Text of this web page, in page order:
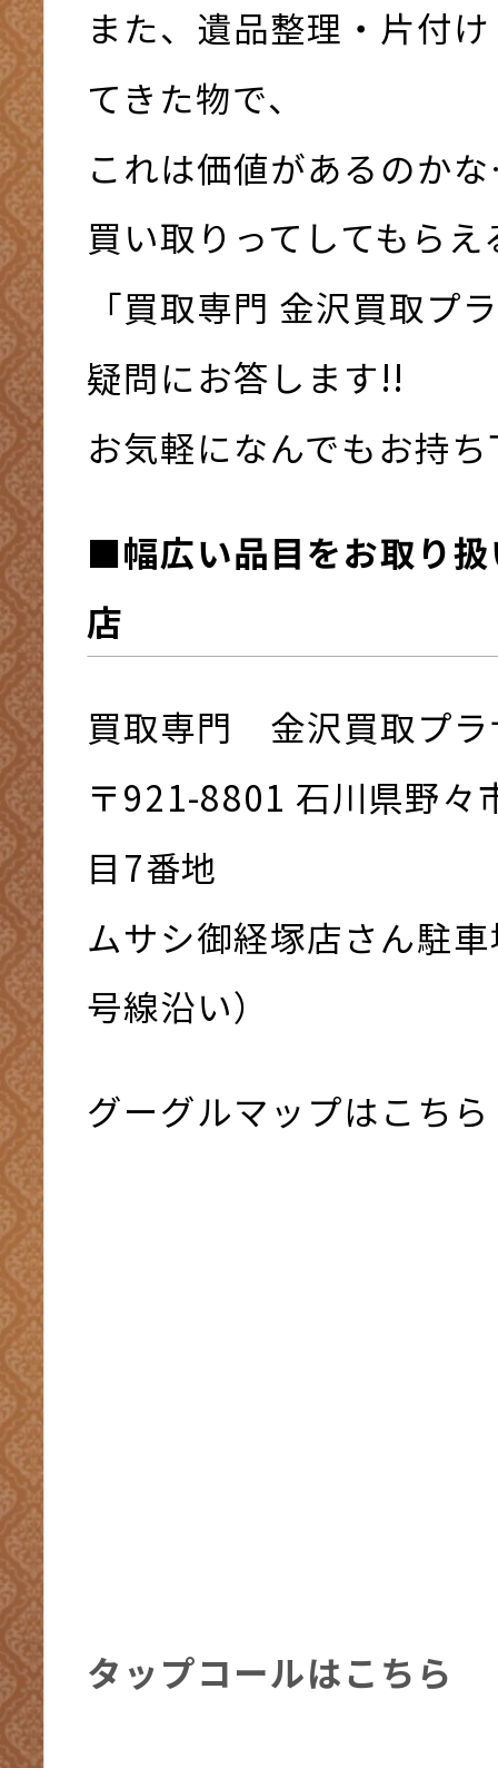
また、遺品整理・片付
てきた物で、
これは価値があるのか
買い取りってしてもら
「買取専門 金沢買取プ
疑問にお答します!!
お気軽になんでもお持
■幅広い品目をお取り
店
買取専門 金沢買取プラ
〒921-8801 ⽯川県野々
⽬7番地
ムサシ御経塚店さん駐
号線沿い）
グーグルマップはこちら
タップコールはこちら